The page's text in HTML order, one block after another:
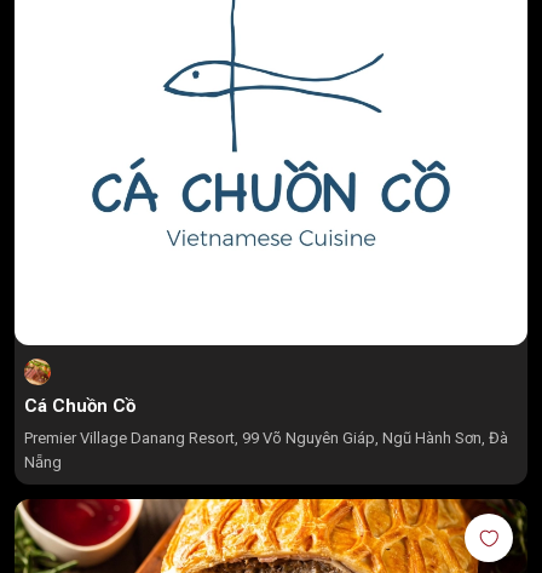
Cá Chuồn Cồ
Premier Village Danang Resort, 99 Võ Nguyên Giáp, Ngũ Hành Sơn, Đà
Nẵng